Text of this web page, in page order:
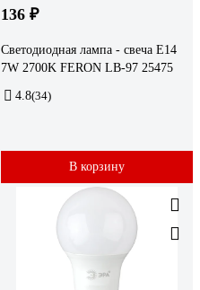
136 ₽
Светодиодная лампа - свеча E14
7W 2700K FERON LB-97 25475
4.8(34)
В корзину